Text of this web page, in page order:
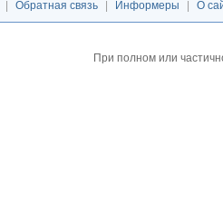
| Обратная связь | Информеры | О
При полном или